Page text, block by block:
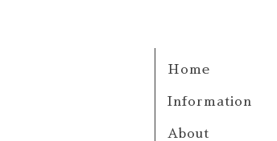
Home
Information
About